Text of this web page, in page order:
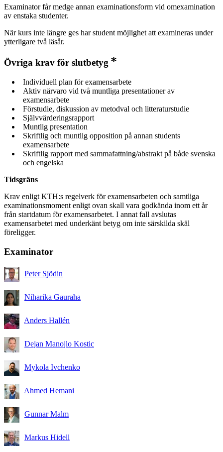
Examinator får medge annan examinationsform vid omexamination
av enstaka studenter.
När kurs inte längre ges har student möjlighet att examineras under
ytterligare två läsår.
Övriga krav för slutbetyg
Individuell plan för examensarbete
Aktiv närvaro vid två muntliga presentationer av
examensarbete
Förstudie, diskussion av metodval och litteraturstudie
Självvärderingsrapport
Muntlig presentation
Skriftlig och muntlig opposition på annan students
examensarbete
Skriftlig rapport med sammafattning/abstrakt på både svenska
och engelska
Tidsgräns
Krav enligt KTH:s regelverk för examensarbeten och samtliga
examinationsmoment enligt ovan skall vara godkända inom ett år
från startdatum för examensarbetet. I annat fall avslutas
examensarbetet med underkänt betyg om inte särskilda skäl
föreligger.
Examinator
Peter Sjödin
Niharika Gauraha
Anders Hallén
Dejan Manojlo Kostic
Mykola Ivchenko
Ahmed Hemani
Gunnar Malm
Markus Hidell